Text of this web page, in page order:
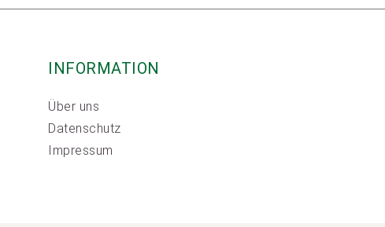
INFORMATION
Über uns
Datenschutz
Impressum